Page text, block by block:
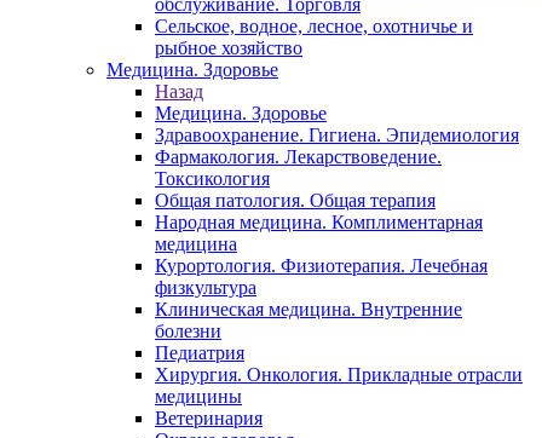
обслуживание. Торговля
Сельское, водное, лесное, охотничье и
рыбное хозяйство
Медицина. Здоровье
Назад
Медицина. Здоровье
Здравоохранение. Гигиена. Эпидемиология
Фармакология. Лекарствоведение.
Токсикология
Общая патология. Общая терапия
Народная медицина. Комплиментарная
медицина
Курортология. Физиотерапия. Лечебная
физкультура
Клиническая медицина. Внутренние
болезни
Педиатрия
Хирургия. Онкология. Прикладные отрасли
медицины
Ветеринария